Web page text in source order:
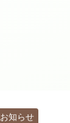
お知らせ